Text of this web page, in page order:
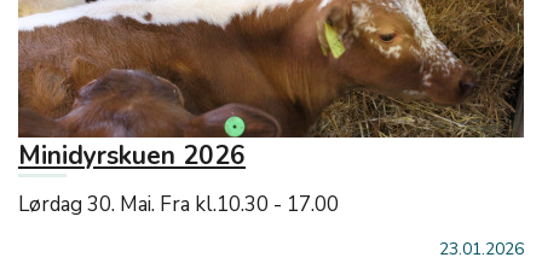
Minidyrskuen 2026
Lørdag 30. Mai. Fra kl.10.30 - 17.00
23.01.2026